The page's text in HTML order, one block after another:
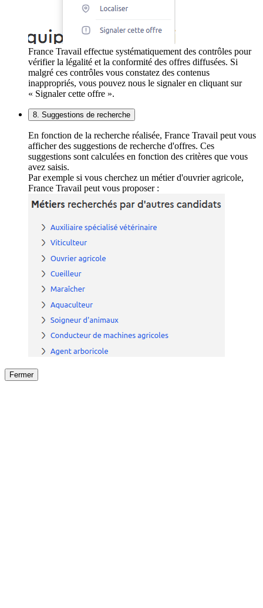
France Travail effectue systématiquement des contrôles pour
vérifier la légalité et la conformité des offres diffusées. Si
malgré ces contrôles vous constatez des contenus
inappropriés, vous pouvez nous le signaler en cliquant sur
« Signaler cette offre ».
8. Suggestions de recherche
En fonction de la recherche réalisée, France Travail peut vous
afficher des suggestions de recherche d'offres. Ces
suggestions sont calculées en fonction des critères que vous
avez saisis.
Par exemple si vous cherchez un métier d'ouvrier agricole,
France Travail peut vous proposer :
Fermer